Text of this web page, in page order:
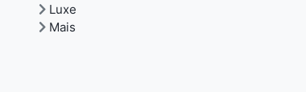
Luxe
Mais